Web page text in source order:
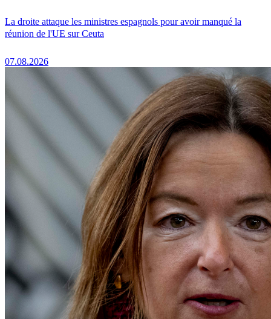
La droite attaque les ministres espagnols pour avoir manqué la
réunion de l'UE sur Ceuta
07.08.2026